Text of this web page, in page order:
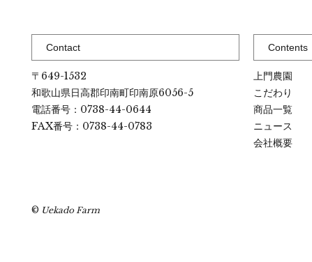
Contact
〒649-1532
和歌山県日高郡印南町印南原6056-5
電話番号：0738-44-0644
FAX番号：0738-44-0783
Contents
上門農園
こだわり
商品一覧
ニュース
会社概要
© Uekado Farm